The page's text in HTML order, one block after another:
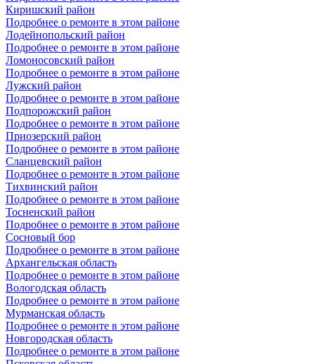
Киришский район
Подробнее о ремонте в этом районе
Лодейнопольский район
Подробнее о ремонте в этом районе
Ломоносовский район
Подробнее о ремонте в этом районе
Лужский район
Подробнее о ремонте в этом районе
Подпорожский район
Подробнее о ремонте в этом районе
Приозерский район
Подробнее о ремонте в этом районе
Сланцевский район
Подробнее о ремонте в этом районе
Тихвинский район
Подробнее о ремонте в этом районе
Тосненский район
Подробнее о ремонте в этом районе
Сосновый бор
Подробнее о ремонте в этом районе
Архангельская область
Подробнее о ремонте в этом районе
Вологодская область
Подробнее о ремонте в этом районе
Мурманская область
Подробнее о ремонте в этом районе
Новгородская область
Подробнее о ремонте в этом районе